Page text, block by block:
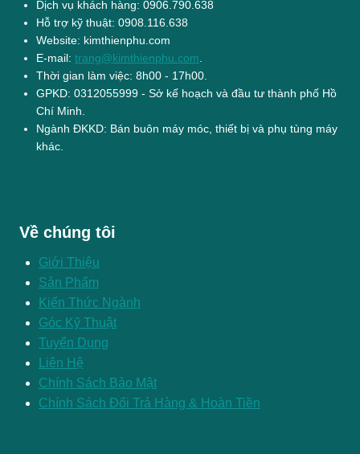
Dịch vụ khách hàng: 0906.790.638
Hỗ trợ kỹ thuật: 0908.116.638
Website: kimthienphu.com
E-mail: trang@kimthienphu.com
Thời gian làm việc: 8h00 - 17h00.
GPKD: 0312055999 - Sở kế hoạch và đầu tư thành phố Hồ
Chí Minh.
Ngành ĐKKD: Bán buôn máy móc, thiết bị và phụ tùng máy
khác.
Về chúng tôi
Giới Thiệu
Sản Phẩm
Kiến Thức Ngành
Góc Kỹ Thuật
Tuyển Dụng
Liên Hệ
Chính Sách Bảo Mật
Chính Sách Đổi Trả Hàng & Hoàn Tiền